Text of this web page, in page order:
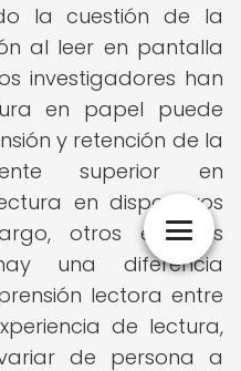
la cuestión de la
al leer en pantalla
investigadores han
en papel puede
y retención de la
superior en
en dispositivos
otros estudios
una diferencia
lectora entre
de lectura,
de persona a